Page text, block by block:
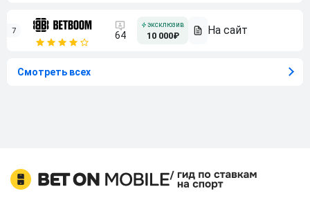
7 64 10 000₽
Смотреть всех